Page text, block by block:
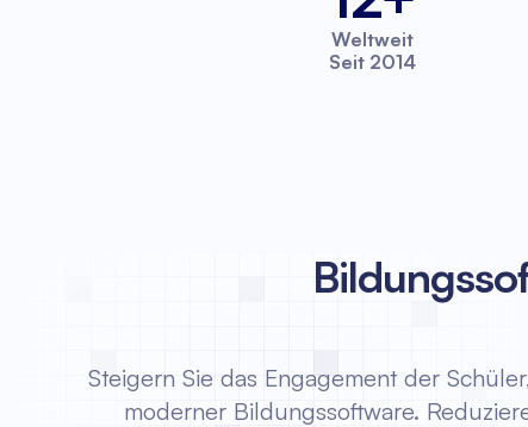
Weltweit
Seit 2014
Steigern Sie das Engagement der
moderner Bildungssoftware.